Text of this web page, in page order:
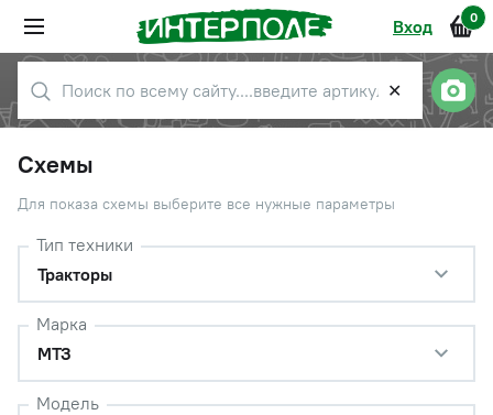
Вход 0
✕
Схемы
Для показа схемы выберите все нужные параметры
Тип техники
Тракторы
Марка
МТЗ
Модель